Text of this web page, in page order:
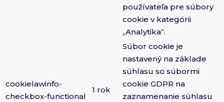
používateľa pre súbory
cookie v kategórii
„Analytika“.
cookielawinfo-
checkbox-functional
1 rok
Súbor cookie je
nastavený na základe
súhlasu so súbormi
cookie GDPR na
zaznamenanie súhlasu